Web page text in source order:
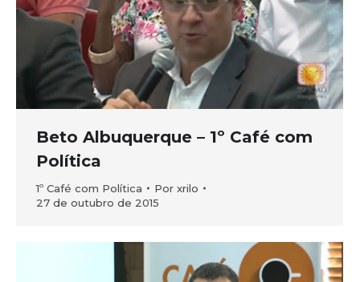
Beto Albuquerque – 1º Café com
Política
1º Café com Política Por xrilo
27 de outubro de 2015